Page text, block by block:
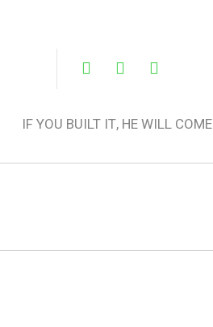
IF YOU BUILT IT, HE WILL COME